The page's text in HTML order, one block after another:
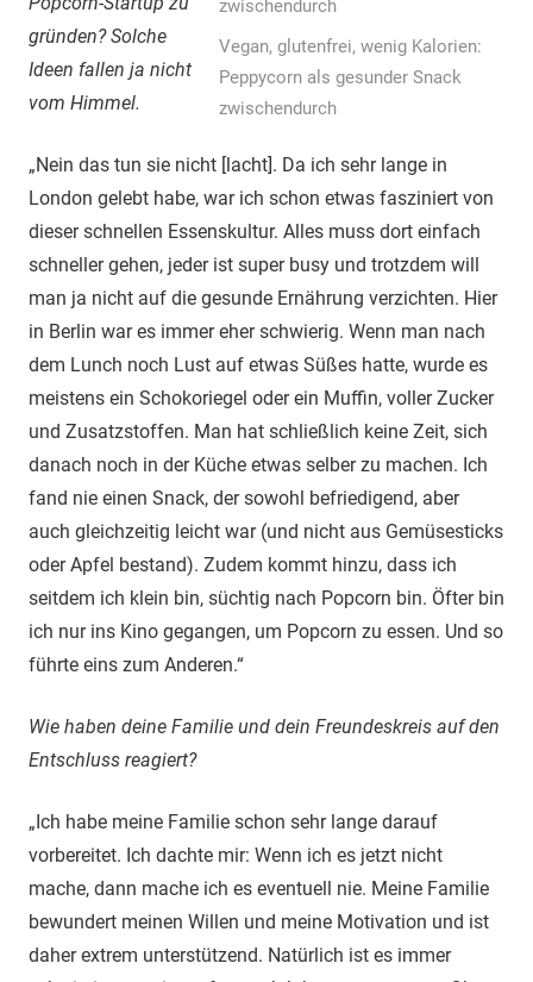
Vegan, glutenfrei, wenig Kalorien:
Peppycorn als gesunder Snack
zwischendurch
gründen? Solche
Ideen fallen ja nicht
vom Himmel.
„Nein das tun sie nicht [lacht]. Da ich sehr lange in
London gelebt habe, war ich schon etwas fasziniert von
dieser schnellen Essenskultur. Alles muss dort einfach
schneller gehen, jeder ist super busy und trotzdem will
man ja nicht auf die gesunde Ernährung verzichten. Hier
in Berlin war es immer eher schwierig. Wenn man nach
dem Lunch noch Lust auf etwas Süßes hatte, wurde es
meistens ein Schokoriegel oder ein Muffin, voller Zucker
und Zusatzstoffen. Man hat schließlich keine Zeit, sich
danach noch in der Küche etwas selber zu machen. Ich
fand nie einen Snack, der sowohl befriedigend, aber
auch gleichzeitig leicht war (und nicht aus Gemüsesticks
oder Apfel bestand). Zudem kommt hinzu, dass ich
seitdem ich klein bin, süchtig nach Popcorn bin. Öfter bin
ich nur ins Kino gegangen, um Popcorn zu essen. Und so
führte eins zum Anderen.“
Wie haben deine Familie und dein Freundeskreis auf den
Entschluss reagiert?
„Ich habe meine Familie schon sehr lange darauf
vorbereitet. Ich dachte mir: Wenn ich es jetzt nicht
mache, dann mache ich es eventuell nie. Meine Familie
bewundert meinen Willen und meine Motivation und ist
daher extrem unterstützend. Natürlich ist es immer